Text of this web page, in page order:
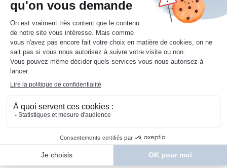
système de fixation Isofix, qui réduit les risques
de mauvaise installation du siège. Deplus, avec i-
Size, tous les sièges auto pour bébés doivent être
installésdos à la route jusqu’à au moins 15
mois
optimale pour la tête et le cou du nourrisson.
QUELLES SANCTIONS EN CAS DE
La sécurité routière est une affaire sérieuse. C’est
pourquoi le non-respect des règlesen matière de